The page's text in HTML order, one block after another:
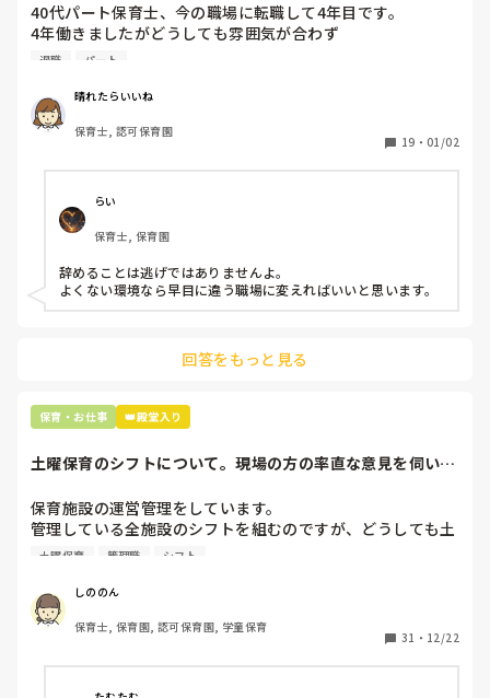
・言葉を文字通りに解釈する
・予想外の事態への対応が苦手
・他人からのアクションがないと動けない
・ユーモアやお世辞、皮肉を理解することが苦手
生きづらい。どうにか対策とれないか
日々考えてます🌀
40代パート保育士、今の職場に転職して4年目です。
4年働きましたがどうしても雰囲気が合わず
退職しようと思っています。
周りの職員は、勤続10年以上から何十年という先生がほとん
どです。
保護者子どもの愚痴悪口が多く、
今で言う不適切保育も
仕方ないよね
もう何も言わずに
子どもの言いなりになればいいんだね
などいう意見で…
上の先生に相談することは難しそうです。
最後の職場にしようと思っていましたが
辞めることは逃げ、と、過去辞めた人も何年も言われ続けて
います
退職 パート
晴れたらいいね
保育士, 認可保育園
19 ・ 01/02
らい
保育士, 保育園
辞めることは逃げではありませんよ。
よくない環境なら早目に違う職場に変えればいいと思います。
回答をもっと見る
保育・お仕事 👑殿堂入り
土曜保育のシフトについて。現場の方の率直な意見を伺いた
保育施設の運営管理をしています。
管理している全施設のシフトを組むのですが、どうしても土
曜保育だけは入れる方が少なく、いつも苦労しています。
て入職しているはずですが、いざ勤務が始まると一日も土曜
出勤が出来ない方ばかりです。
①土曜日の希望休は2日まで、と制限をかける
土曜保育 管理職 シフト
しののん
保育士, 保育園, 認可保育園, 学童保育
31 ・ 12/22